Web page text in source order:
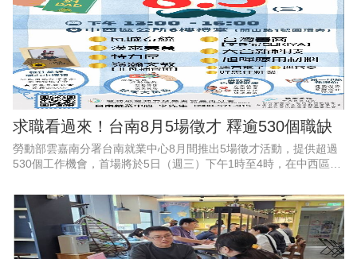
求職看過來！台南8月5場徵才 釋逾530個職缺
勞動部雲嘉南分署台南就業中心8月間推出5場徵才活動，提供超過
530個工作機會，首場將於5日（週三）下午1時至4時，在中西區公
家企業現場徵才、